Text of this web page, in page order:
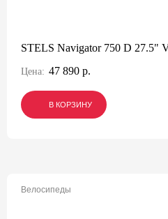
STELS Navigator 750 D 27.5"
Цена: 47 890 р.
В КОРЗИНУ
В КОРЗИНУ
В КОРЗИНУ
Велосипеды